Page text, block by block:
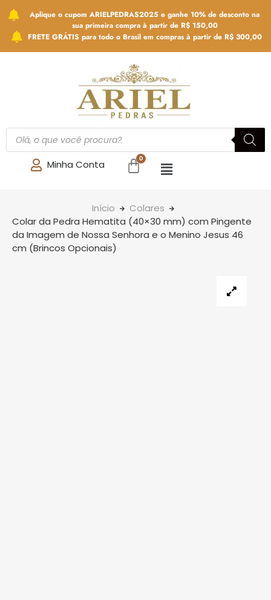
Aplique o cupom ARIELPEDRAS2025 e ganhe 10% de desconto na
sua primeira compra à partir de R$ 150,00
FRETE GRÁTIS para todo o Brasil em compras à partir de R$ 300,00
Minha Conta
Início
Colares
Colar da Pedra Hematita (40×30 mm) com Pingente
da Imagem de Nossa Senhora e o Menino Jesus 46
cm (Brincos Opcionais)